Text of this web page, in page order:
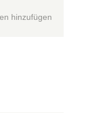
hinzufügen